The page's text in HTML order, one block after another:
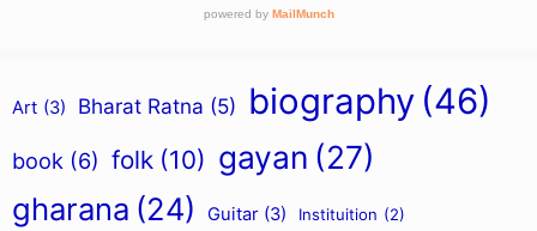
Art (3) Bharat Ratna (5) biography (46)
book (6) folk (10) gayan (27)
gharana (24) Guitar (3) Instituition (2)